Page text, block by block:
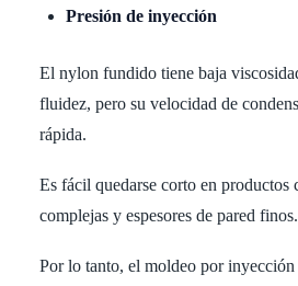
Presión de inyección
El nylon fundido tiene baja
fluidez, pero su velocidad de
rápida.
Es fácil quedarse corto en productos
complejas y espesores de pared finos.
Por lo tanto, el moldeo por inyección